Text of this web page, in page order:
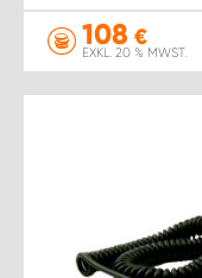
108 €
EXKL. 20 % MWST.